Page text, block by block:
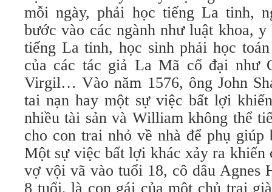
mỗi ngày, phải học tiếng La tinh,
bước vào các ngành như luật khoa,
tiếng La tinh, học sinh phải học
của các tác giả La Mã cổ đại như
Virgil… Vào năm 1576, ông John
tai nạn hay một sự việc bất lợi
nhiều tài sản và William không thể
cho con trai nhỏ về nhà để phụ giúp
Một sự việc bất lợi khác xảy ra
vợ vội vã vào tuổi 18, cô dâu Agnes
8 tuổi, là con gái của một chủ trại